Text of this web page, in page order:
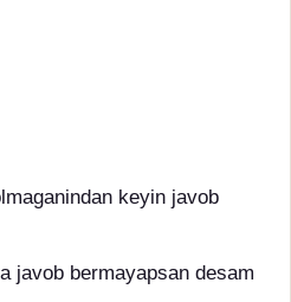
keyin javob
javob bermayapsan desam